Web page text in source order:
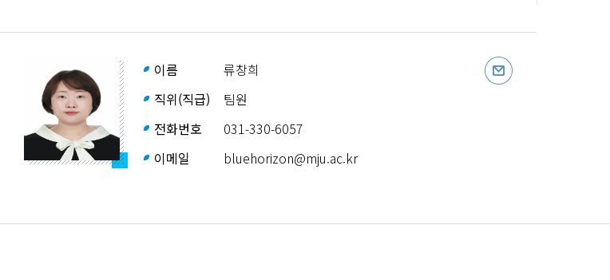
이름
류창희
직위(직급)
팀원
전화번호
031-330-6057
이메일
bluehorizon@mju.ac.kr